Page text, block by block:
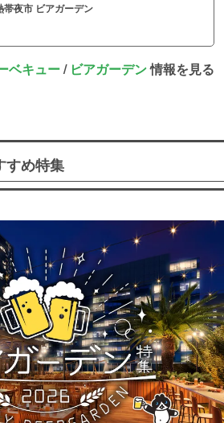
夜市 ビアガーデン
ベキュー/ ビアガーデン情報を見る
すめ特集